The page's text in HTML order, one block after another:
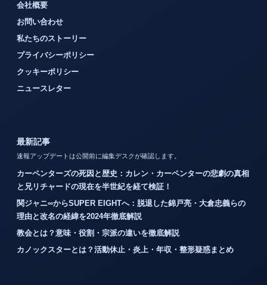
会社概要
お問い合わせ
私たちのストーリー
プライバシーポリシー
クッキーポリシー
ニュースレター
最新記事
速報アップデートは公開前に編集デスクが確認します。
カーペンターズの死因と歴史：カレン・カーペンターの悲劇の真相
と兄リチャードの現在を半世紀を経て検証！
関ジャニ∞からSUPER EIGHTへ：脱退した錦戸亮・大倉忠義らの
理由と改名の経緯を2024年徹底解説
教会とは？意味・役割・宗派の違いを徹底解説
カノックスターとは？活動休止・炎上・年収・整形疑惑まとめ